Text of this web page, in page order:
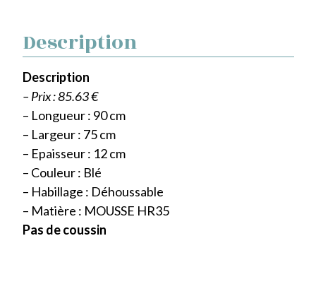
Description
Description
– Prix : 85.63 €
– Longueur : 90 cm
– Largeur : 75 cm
– Epaisseur : 12 cm
– Couleur : Blé
– Habillage : Déhoussable
– Matière : MOUSSE HR35
Pas de coussin